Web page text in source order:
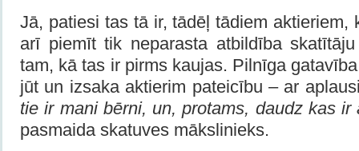
Jā, patiesi tas tā ir, tādēļ tādiem aktieriem,
arī piemīt tik neparasta atbildība
tam, kā tas ir pirms kaujas. Pilnīga
jūt un izsaka aktierim pateicību – ar
tie ir mani bērni, un, protams, daudz kas ir
pasmaida skatuves mākslinieks.